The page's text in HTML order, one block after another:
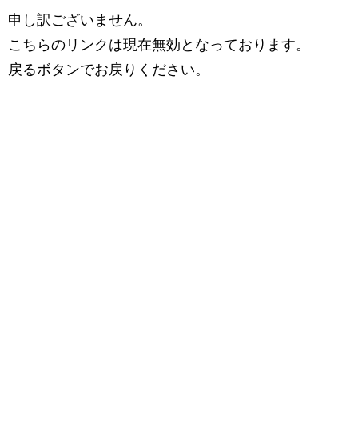
申し訳ございません。
こちらのリンクは現在無効となっております。
戻るボタンでお戻りください。